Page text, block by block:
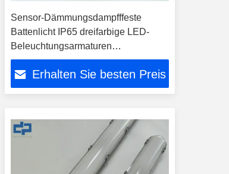
Sensor-Dämmungsdampfffeste
Battenlicht IP65 dreifarbige LED-
Beleuchtungsarmaturen
Hochwasserdichte Industrie-
Dampflicht Tri-Proof LED-Licht 4
Fuß-Lichtarmatur Notfall LED-Batten
Erhalten Sie besten Preis